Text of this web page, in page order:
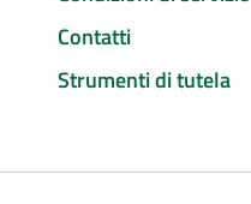
Contatti
Strumenti di tutela